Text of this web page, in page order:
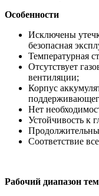
Особенности
Исключены
безопасная
Температурная
Отсутствует
вентиляции;
Корпус
Нет
Устойчивость к
Соответствие
Рабочий диапазон